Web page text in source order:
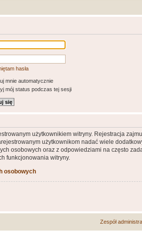
hasła
mnie automatycznie
mój status podczas tej sesji
użytkownikiem witryny. Rejestracja
użytkownikom nadać wiele
osobowych oraz z odpowiedziami na często
funkcjonowania witryny.
osobowych
Zespół